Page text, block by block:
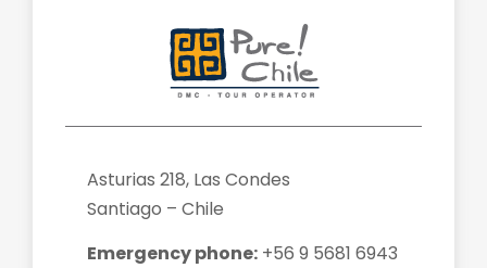
Asturias 218, Las Condes
Santiago – Chile
Emergency phone: +56 9 5681 6943